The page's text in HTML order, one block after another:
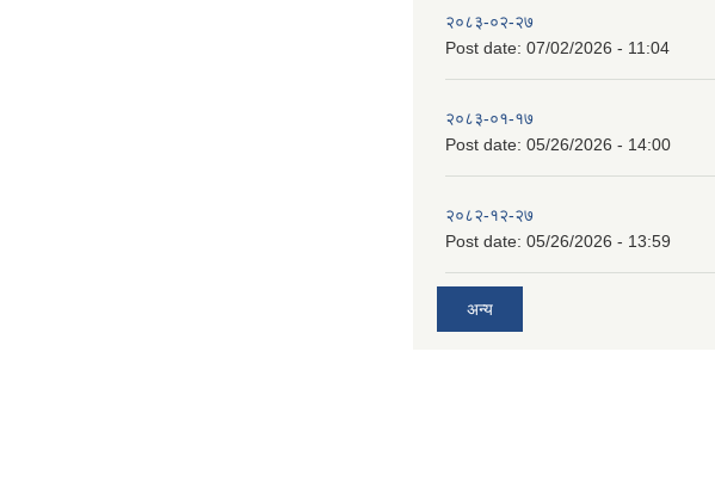
२०८३-०२-२७
Post date: 07/02/2026 - 11:04
२०८३-०१-१७
Post date: 05/26/2026 - 14:00
२०८२-१२-२७
Post date: 05/26/2026 - 13:59
अन्य